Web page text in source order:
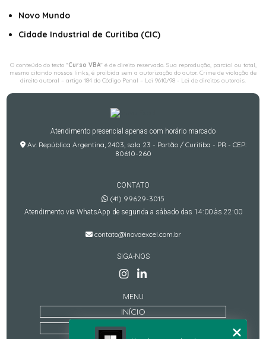
Novo Mundo
Cidade Industrial de Curitiba (CIC)
O conteúdo do texto "Curso VBA" é de direito reservado. Sua reprodução, parcial ou total,
mesmo citando nossos links, é proibida sem a autorização do autor. Crime de violação de
direito autoral – artigo 184 do Código Penal – Lei 9610/98 - Lei de direitos autorais.
Atendimento presencial apenas com horário marcado
Av. República Argentina, 2403, sala 23 - Portão / Curitiba - PR - CEP:
80610-260
CONTATO
(41) 99629-3015
Atendimento via WhatsApp de segunda a sábado das 14:00 às 22:00
contato@inovaexcel.com.br
SIGA-NOS
MENU
INÍCIO
QUEM SOMOS